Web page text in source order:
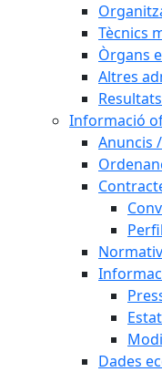
Tècnics
Òrgans
Altres
Informació
Anuncis
Dades